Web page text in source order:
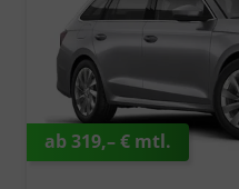
ab 319,– € mtl.